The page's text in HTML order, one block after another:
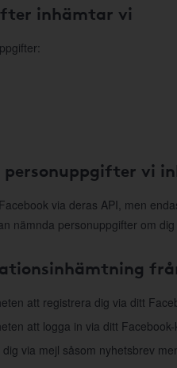
inhämtar vi
personuppgifter vi
via deras API, men
nämnda personuppgifter om
att registrera dig via ditt
att logga in via ditt
via mejl såsom nyhetsbrev